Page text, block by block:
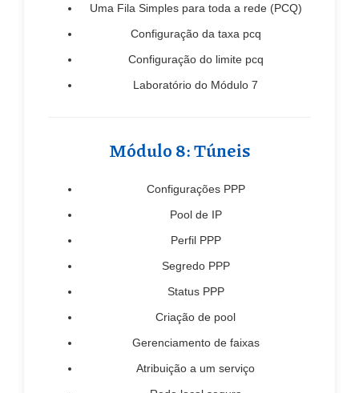
Uma Fila Simples para toda a rede (PCQ)
Configuração da taxa pcq
Configuração do limite pcq
Laboratório do Módulo 7
Módulo 8: Túneis
Configurações PPP
Pool de IP
Perfil PPP
Segredo PPP
Status PPP
Criação de pool
Gerenciamento de faixas
Atribuição a um serviço